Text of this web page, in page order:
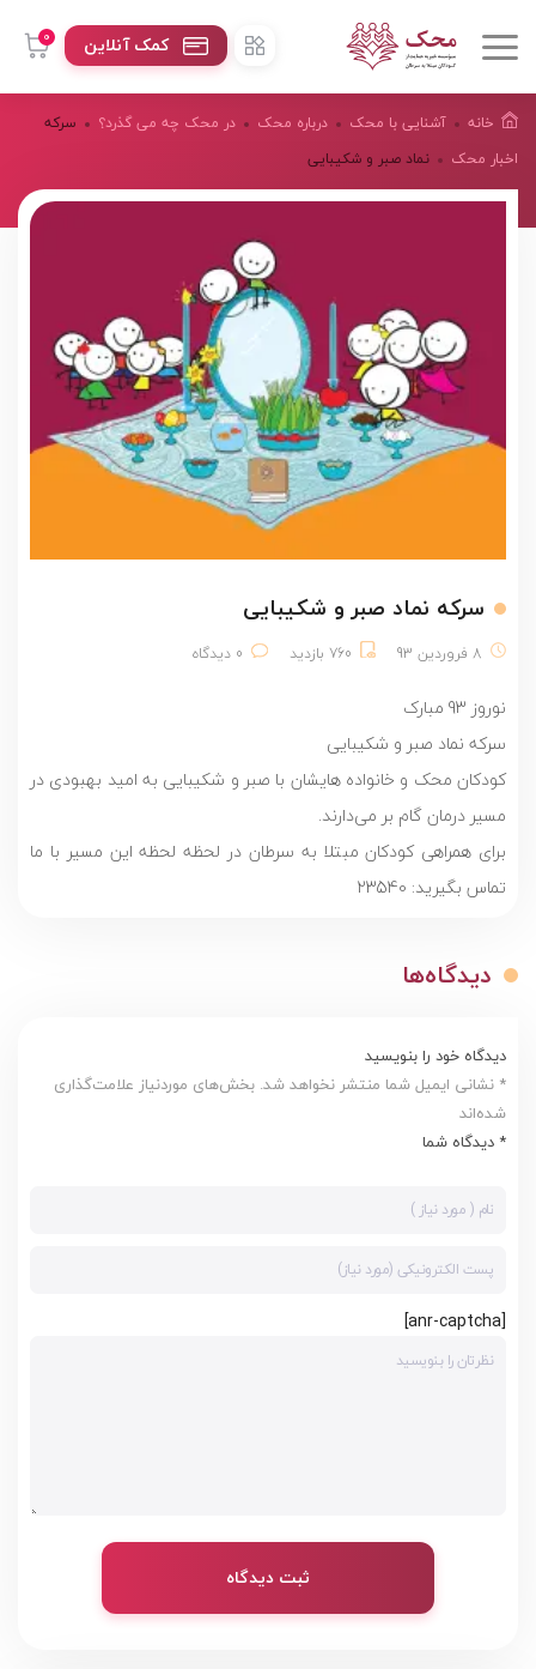
0 کمک آنلاین
خانه آشنایی با محک درباره محک
در محک چه می گذرد؟
اخبار محک
سرکه
نماد صبر و شکیبایی
سرکه نماد صبر و شکیبایی
8 فروردین 93 760 بازدید 0 دیدگاه
نوروز 93 مبارک
سرکه نماد صبر و شکیبایی
کودکان محک و خانواده هایشان با صبر و شکیبایی به امید بهبودی در
مسیر درمان گام بر می‌دارند.
برای همراهی کودکان مبتلا به سرطان در لحظه لحظه این مسیر با ما
تماس بگیرید: 23540
دیدگاه‌ها
دیدگاه خود را بنویسید
* نشانی ایمیل شما منتشر نخواهد شد. بخش‌های موردنیاز علامت‌گذاری
شده‌اند
* دیدگاه شما
[anr-captcha]
ثبت دیدگاه